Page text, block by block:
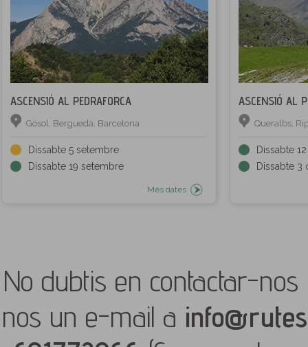
ASCENSIÓ AL PEDRAFORCA
Gósol, Berguedà, Barcelona
Dissabte 5 setembre
Dissabte 19 setembre
Més dates
ASCENSIÓ AL
Queralbs,
Dissabte
Dissabte 3
No dubtis en contactar-
nos un e-mail a